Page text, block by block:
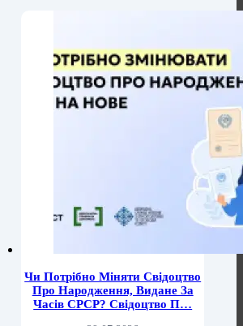
Чи Потрібно Міняти Свідоцтво
Про Народження, Видане За
Часів СРСР? Свідоцтво П…